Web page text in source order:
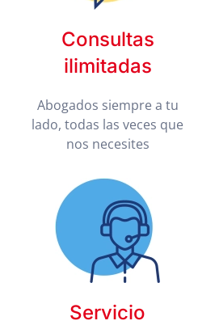
Consultas
ilimitadas
Abogados siempre a tu
lado, todas las veces que
nos necesites
Servicio